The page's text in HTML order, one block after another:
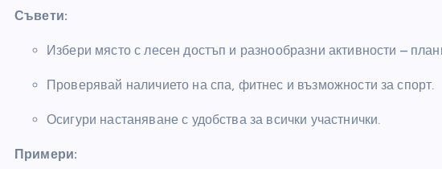
Съвети:
Избери място с лесен достъп и разнообразни активности –
Проверявай наличието на спа, фитнес и възможности за спорт.
Осигури настаняване с удобства за всички участнички.
Примери: